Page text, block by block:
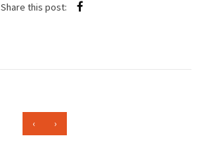
Share this post:
‹ ›